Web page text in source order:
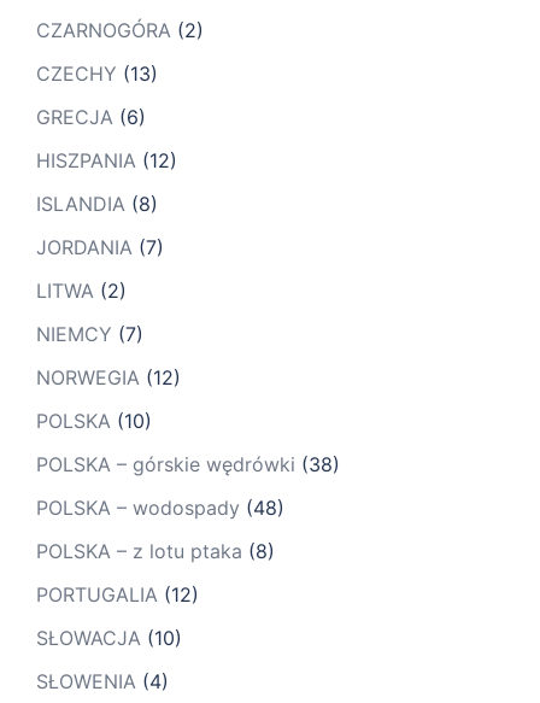
CZARNOGÓRA (2)
CZECHY (13)
GRECJA (6)
HISZPANIA (12)
ISLANDIA (8)
JORDANIA (7)
LITWA (2)
NIEMCY (7)
NORWEGIA (12)
POLSKA (10)
POLSKA – górskie wędrówki (38)
POLSKA – wodospady (48)
POLSKA – z lotu ptaka (8)
PORTUGALIA (12)
SŁOWACJA (10)
SŁOWENIA (4)